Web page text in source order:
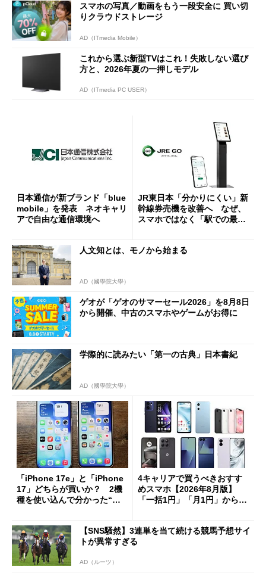
スマホの写真／動画をもう一段安全に 買い切
りクラウドストレージ
AD（ITmedia Mobile）
これから選ぶ新型TVはこれ！失敗しない選び
方と、2026年夏の一押しモデル
AD（ITmedia PC USER）
日本通信が新ブランド「blue
mobile」を発表 ネオキャリ
アで自由な通信環境へ
JR東日本「分かりにくい」新
幹線券売機を改善へ なぜ、
スマホではなく「駅での最短
人文知とは、モノから始まる
AD（國學院大學）
ゲオが「ゲオのサマーセール2026」を8月8日
から開催、中古のスマホやゲームがお得に
学際的に読みたい「第一の古典」日本書紀
AD（國學院大學）
「iPhone 17e」と「iPhone
17」どちらが買いか？ 2機
種を使い込んで分かった“ス
4キャリアで買うべきおすす
めスマホ【2026年8月版】
「一括1円」「月1円」からお
【SNS騒然】3連単を当て続ける競馬予想サイ
トが異常すぎる
AD（ルーツ）